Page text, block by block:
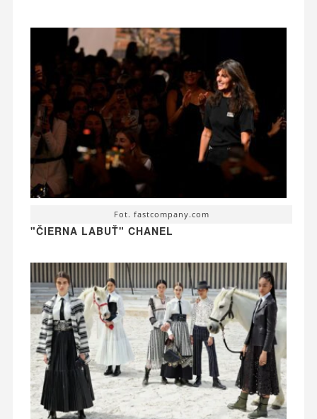
Fot. fastcompany.com
"ČIERNA LABUŤ" CHANEL